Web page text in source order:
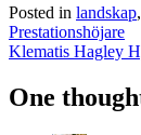
Posted in landskap,
Post
navigation
Prestationshöjare
Klematis Hagley
One